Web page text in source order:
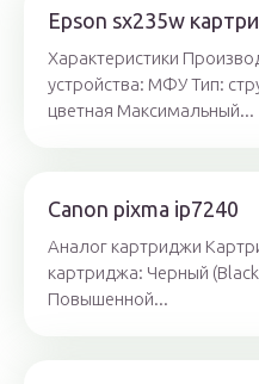
Epson sx235w
Характеристики
устройства: МФУ Тип:
цветная Максимальный...
Canon pixma ip7240
Аналог картриджи
картриджа: Черный
Повышенной...